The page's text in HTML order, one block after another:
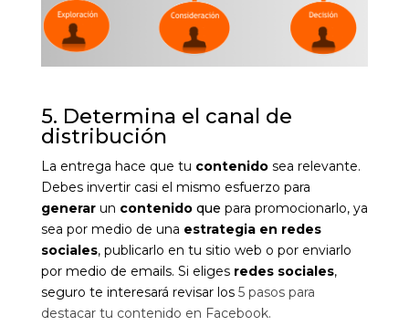
5. Determina el canal de
distribución
La entrega hace que tu contenidosea relevante.
Debes invertir casi el mismo esfuerzo para
generarun contenido que para promocionarlo, ya
sea por medio de una estrategia en redes
sociales, publicarlo en tu sitio web o por enviarlo
por medio de emails. Si eliges redes sociales,
seguro te interesará revisar los 5 pasos para
destacar tu contenido en Facebook.